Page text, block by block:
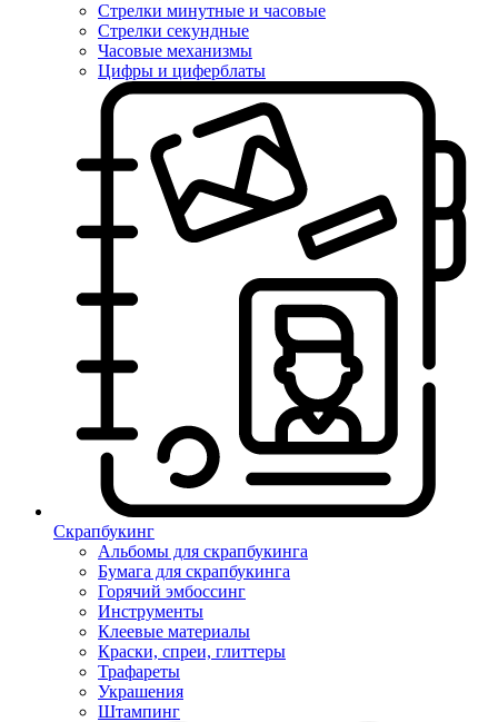
Стрелки минутные и часовые
Стрелки секундные
Часовые механизмы
Цифры и циферблаты
Скрапбукинг
Альбомы для скрапбукинга
Бумага для скрапбукинга
Горячий эмбоссинг
Инструменты
Клеевые материалы
Краски, спреи, глиттеры
Трафареты
Украшения
Штампинг